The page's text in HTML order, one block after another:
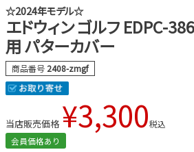
☆2024年モデル☆
エドウィン ゴルフ EDPC-
用 パターカバー
商品番号 2408-zmgf
当店販売価格 ¥3,300税込
会員価格あり